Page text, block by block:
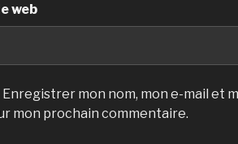
web
Enregistrer mon nom, mon e-mail et
mon prochain commentaire.